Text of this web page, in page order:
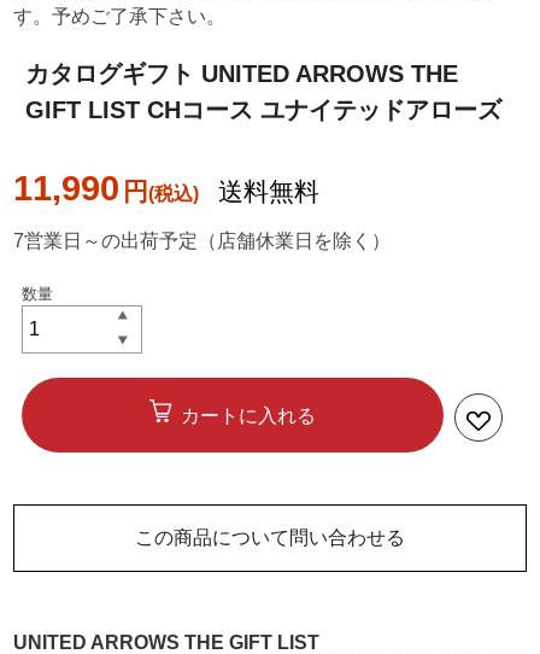
カタログギフト UNITED ARROWS THE
GIFT LIST CHコース ユナイテッドアローズ
11,990 円 送料無料
7営業日～の出荷予定（店舗休業日を除く）
カートに入れる
この商品について問い合わせる
UNITED ARROWS THE GIFT LIST
す。予めご了承下さい。